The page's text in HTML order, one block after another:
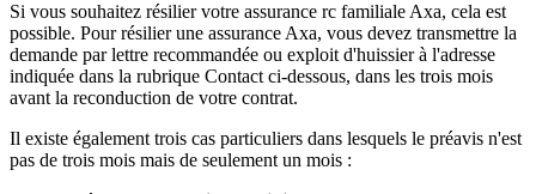
Si vous souhaitez résilier votre assurance rc familiale Axa, cela est
possible. Pour résilier une assurance Axa, vous devez transmettre la
demande par lettre recommandée ou exploit d'huissier à l'adresse
indiquée dans la rubrique Contact ci-dessous, dans les trois mois
avant la reconduction de votre contrat.
Il existe également trois cas particuliers dans lesquels le préavis n'est
pas de trois mois mais de seulement un mois :